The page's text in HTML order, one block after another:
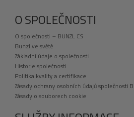
O SPOLEČNOSTI
O společnosti – BUNZL CS
Bunzl ve světě
Základní údaje o společnosti
Historie společnosti
Politika kvality a certifikace
Zásady ochrany osobních údajů společnosti
Zásady o souborech cookie